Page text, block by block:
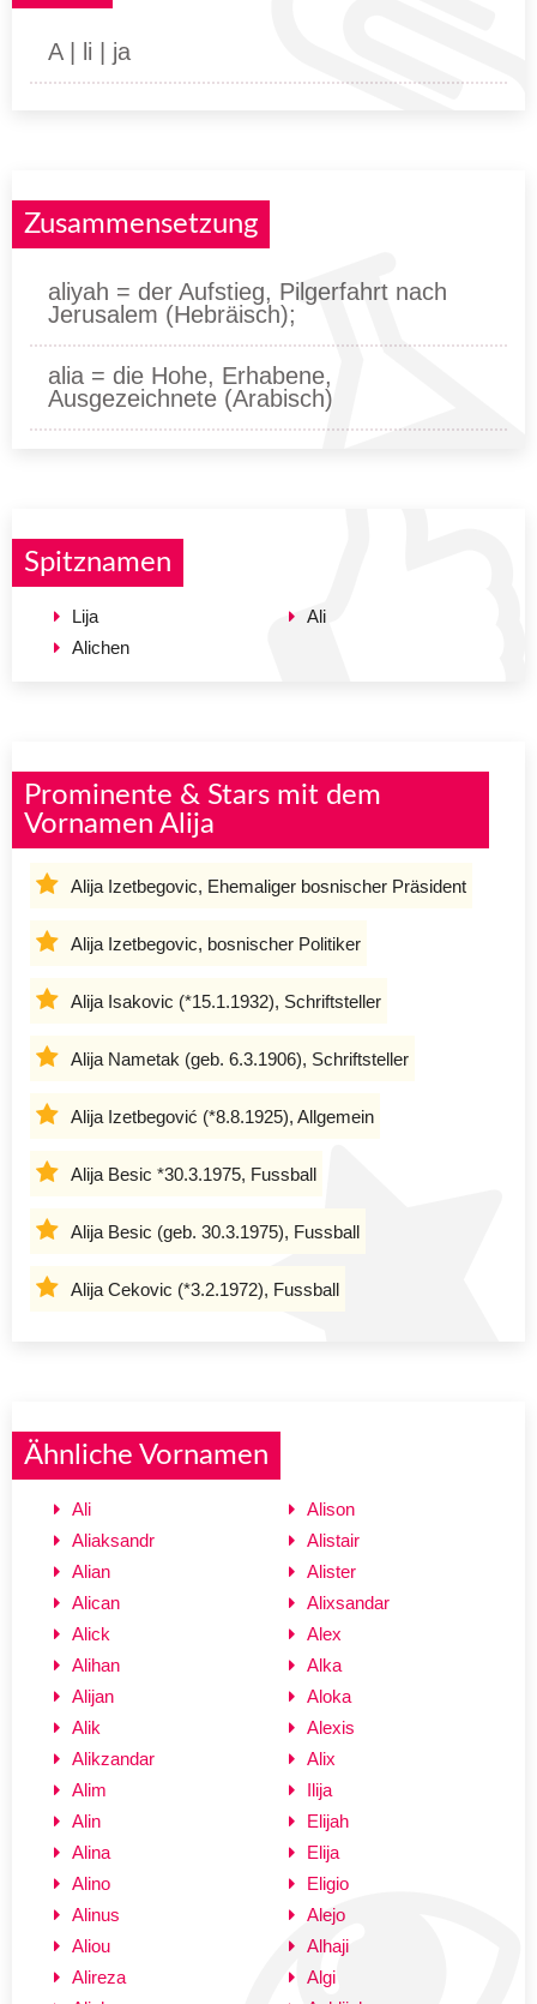
A | li | ja
Zusammensetzung
aliyah = der Aufstieg, Pilgerfahrt nach
Jerusalem (Hebräisch);
alia = die Hohe, Erhabene,
Ausgezeichnete (Arabisch)
Spitznamen
Lija
Alichen
Ali
Prominente & Stars mit dem
Vornamen Alija
Alija Izetbegovic, Ehemaliger bosnischer Präsident
Alija Izetbegovic, bosnischer Politiker
Alija Isakovic (*15.1.1932), Schriftsteller
Alija Nametak (geb. 6.3.1906), Schriftsteller
Alija Izetbegović (*8.8.1925), Allgemein
Alija Besic *30.3.1975, Fussball
Alija Besic (geb. 30.3.1975), Fussball
Alija Cekovic (*3.2.1972), Fussball
Ähnliche Vornamen
Ali
Aliaksandr
Alian
Alican
Alick
Alihan
Alijan
Alik
Alikzandar
Alim
Alin
Alina
Alino
Alinus
Aliou
Alireza
Alison
Alistair
Alister
Alixsandar
Alex
Alka
Aloka
Alexis
Alix
Ilija
Elijah
Elija
Eligio
Alejo
Alhaji
Algi